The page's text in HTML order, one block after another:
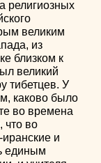
религиозных
великим
из
близком к
великий
тибетцев. У
каково было
во времена
что во
и
единым